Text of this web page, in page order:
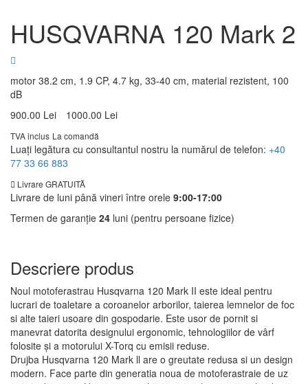
HUSQVARNA 120 Mark 2
motor 38.2 cm, 1.9 CP, 4.7 kg, 33-40 cm, material rezistent, 100
dB
900.00 Lei
1000.00 Lei
TVA inclus La comandă
Luați legătura cu consultantul nostru la numărul de telefon: +40
77 33 66 883
Livrare GRATUITĂ
Livrare de luni până vineri între orele 9:00-17:00
Termen de garanție 24 luni (pentru persoane fizice)
Descriere produs
Noul motoferastrau Husqvarna 120 Mark II este ideal pentru
lucrari de toaletare a coroanelor arborilor, taierea lemnelor de foc
si alte taieri usoare din gospodarie. Este usor de pornit si
manevrat datorita designului ergonomic, tehnologiilor de vârf
folosite şi a motorului X-Torq cu emisii reduse.
Drujba Husqvarna 120 Mark ll are o greutate redusa si un design
modern. Face parte din generatia noua de motoferastraie de uz